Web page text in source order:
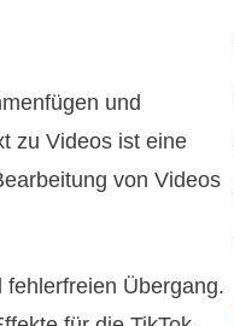
und
zu Videos ist eine
von Videos
Übergang.